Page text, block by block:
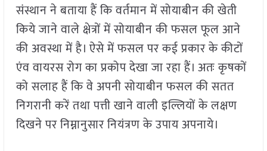
संस्थान ने बताया हैं कि वर्तमान में सोयाबीन की खेती
किये जाने वाले क्षेत्रों में सोयाबीन की फसल फूल आने
की अवस्था में है। ऐसे में फसल पर कई प्रकार के कीटों
एंव वायरस रोग का प्रकोप देखा जा रहा हैं। अतः कृषकों
को सलाह हैं कि वे अपनी सोयाबीन फसल की सतत
निगरानी करें तथा पत्ती खाने वाली इल्लियों के लक्षण
दिखने पर निम्नानुसार नियंत्रण के उपाय अपनाये।